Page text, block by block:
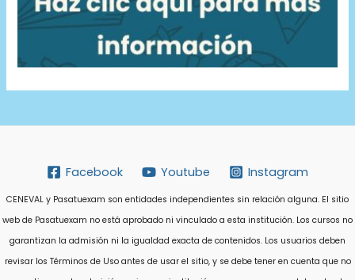
Facebook Youtube Instagram
CENEVAL y Pasatuexam son entidades independientes sin relación alguna. El sitio
web de Pasatuexam no está aprobado ni vinculado a esta institución. Los cursos no
garantizan la admisión ni la igualdad exacta de contenidos. Los usuarios deben
revisar los Términos de Uso antes de usar el sitio, y se debe tener en cuenta que no